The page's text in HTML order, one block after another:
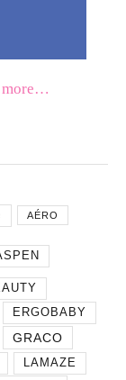
more…
AÉRO
ERGOBABY
GRACO
LAMAZE